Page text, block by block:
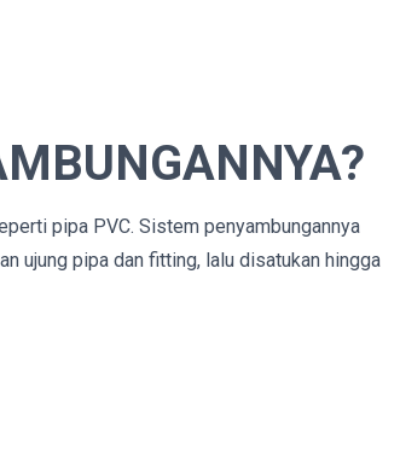
pipa PVC. Sistem penyambungannya
ujung pipa dan fitting, lalu disatukan hingga